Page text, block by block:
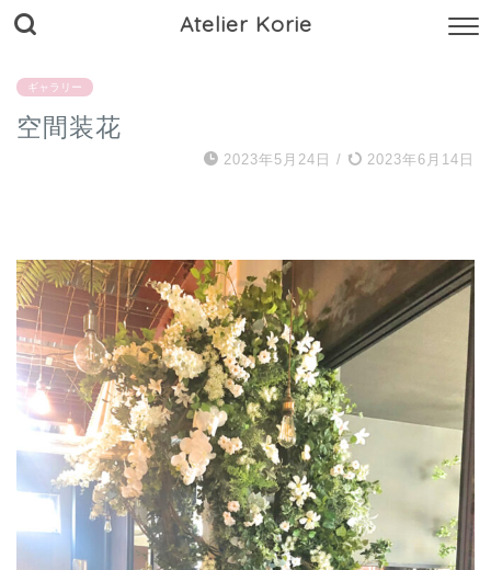
Atelier Korie
ギャラリー
空間装花
2023年5月24日 / 2023年6月14日